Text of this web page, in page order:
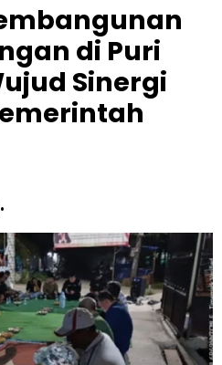
di Puri
Sinergi
•